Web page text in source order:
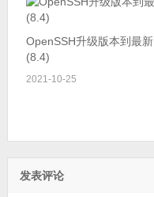
OpenSSH升级版本到最新
(8.4)
2021-10-25
发表评论